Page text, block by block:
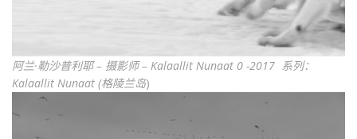
阿兰·勒沙普利耶 – 摄影师 – Kalaallit Nunaat 0 -2017 系列：
Kalaallit Nunaat (格陵兰岛)